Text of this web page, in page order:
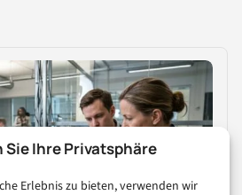
Sie Ihre Privatsphäre
Erlebnis zu bieten, verwenden wir